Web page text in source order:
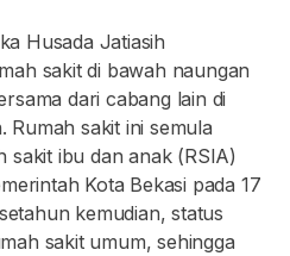
Husada Jatiasih
sakit di bawah naungan
dari cabang lain di
Rumah sakit ini semula
sakit ibu dan anak (RSIA)
Kota Bekasi pada 17
kemudian, status
sakit umum, sehingga